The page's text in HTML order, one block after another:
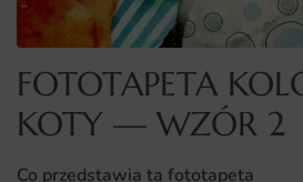
FOTOTAPETA
KOTY — WZÓR 2
Co przedstawia ta fototapeta